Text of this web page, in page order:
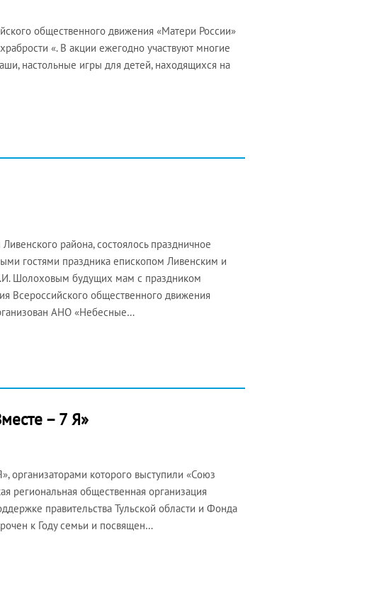
общественного движения «Матери России»
«. В акции ежегодно участвуют многие
настольные игры для детей, находящихся на
района, состоялось праздничное
гостями праздника епископом Ливенским и
Шолоховым будущих мам с праздником
Всероссийского общественного движения
АНО «Небесные…
– 7 Я»
организаторами которого выступили «Союз
региональная общественная организация
правительства Тульской области и Фонда
к Году семьи и посвящен…